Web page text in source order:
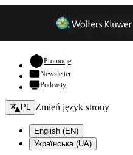
Promocje- otwiera się w nowej
Newsletter
Podcasty
Zmień język - bieżący:
PL Zmień język strony
English (EN)
Українська (UA)